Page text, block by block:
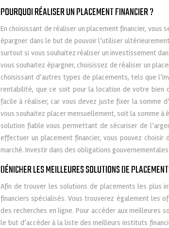
POURQUOI RÉALISER UN PLACEMENT FINANCIER ?
En choisissant de réaliser un placement financier,
épargner dans le but de pouvoir l’utiliser
surtout si vous souhaitez réaliser un investissement
vous souhaitez épargner, choisissez de réaliser un
choisissant d’autres types de placements, tels que
rentabilité, que ce soit pour la location de votre bien
facile à réaliser, car vous devez juste fixer la somme
vous souhaitez placer mensuellement, soit la somme à
solution fiable vous permettant de sécuriser de
effectuer un placement financier, vous pouvez
marché. Investir dans des obligations
DÉNICHER LES MEILLEURES SOLUTIONS DE
Afin de trouver les solutions de placements les plus
financiers spécialisés. Vous trouverez également les
des recherches en ligne. Pour accéder aux meilleures
le but d’accéder à la liste des meilleurs instituts